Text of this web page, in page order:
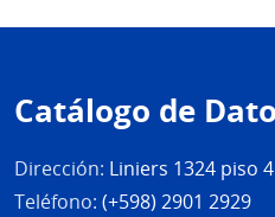
de
página
Catálogo de
Dirección: Liniers 1324 piso 4
Teléfono: (+598) 2901 2929